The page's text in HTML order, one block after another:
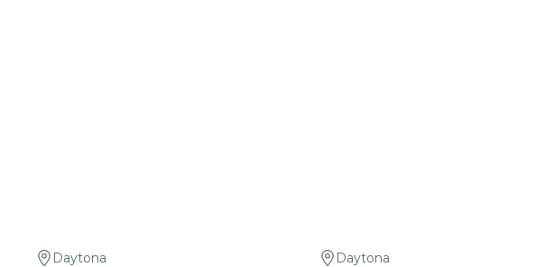
Daytona Daytona